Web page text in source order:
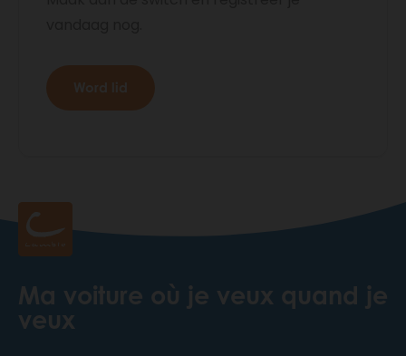
Word lid
Ma voiture où je veux quand je
veux